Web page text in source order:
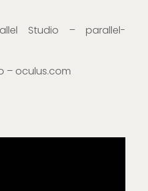
Studio – parallel-
– oculus.com